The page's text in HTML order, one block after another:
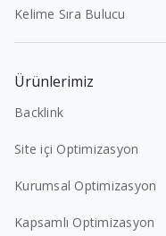
Kelime Sıra Bulucu
Ürünlerimiz
Backlink
Site içi Optimizasyon
Kurumsal Optimizasyon
Kapsamlı Optimizasyon